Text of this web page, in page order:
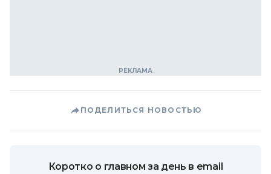
ПОДЕЛИТЬСЯ НОВОСТЬЮ
Коротко о главном за день в email